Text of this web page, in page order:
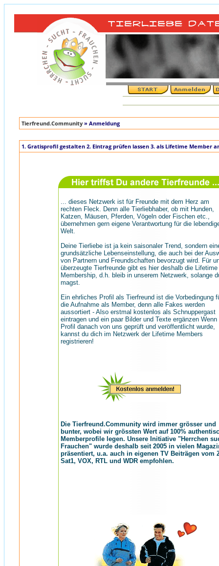
Tierfreund.Community » Anmeldung
1. Gratisprofil gestalten 2. Eintrag prüfen lassen 3. als Lifetime Member
... dieses Netzwerk ist für Freunde mit dem Herz am
rechten Fleck. Denn alle Tierliebhaber, ob mit Hunden,
Katzen, Mäusen, Pferden, Vögeln oder Fischen etc.,
übernehmen gern eigene Verantwortung für die
Welt.
Deine Tierliebe ist ja kein saisonaler Trend, sondern
grundsätzliche Lebenseinstellung, die auch bei der
von Partnern und Freundschaften bevorzugt wird. Für
überzeugte Tierfreunde gibt es hier deshalb die Lifetime
Membership, d.h. bleib in unserem Netzwerk, solange
magst.
Ein ehrliches Profil als Tierfreund ist die Vorbedingung
die Aufnahme als Member, denn alle Fakes werden
aussortiert - Also erstmal kostenlos als Schnuppergast
eintragen und ein paar Bilder und Texte ergänzen Wenn
Profil danach von uns geprüft und veröffentlicht wurde,
kannst du dich im Netzwerk der Lifetime Members
registrieren!
Die Tierfreund.Community wird immer grösser und
bunter, wobei wir grössten Wert auf 100%
Memberprofile legen. Unsere Initiative "Herrchen
Frauchen" wurde deshalb seit 2005 in vielen
präsentiert, u.a. auch in eigenen TV Beiträgen vom
Sat1, VOX, RTL und WDR empfohlen.